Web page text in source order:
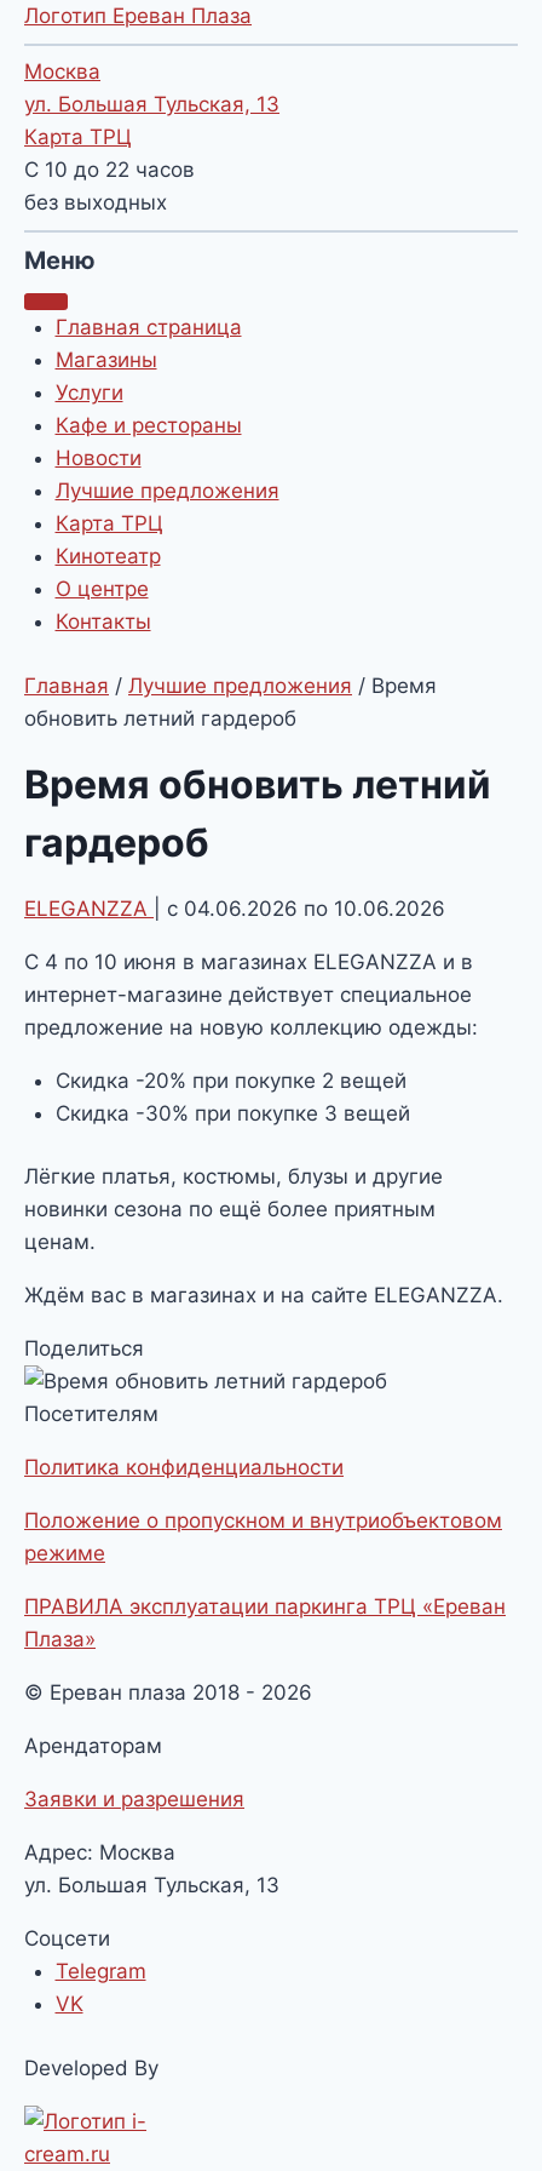
Логотип Ереван Плаза
Москва
ул. Большая Тульская, 13
Карта ТРЦ
С 10 до 22 часов
без выходных
Меню
Главная страница
Магазины
Услуги
Кафе и рестораны
Новости
Лучшие предложения
Карта ТРЦ
Кинотеатр
О центре
Контакты
Главная / Лучшие предложения / Время
обновить летний гардероб
Время обновить летний
гардероб
ELEGANZZA | с 04.06.2026 по 10.06.2026
С 4 по 10 июня в магазинах ELEGANZZA и в
интернет-магазине действует специальное
предложение на новую коллекцию одежды:
Скидка -20% при покупке 2 вещей
Скидка -30% при покупке 3 вещей
Лёгкие платья, костюмы, блузы и другие
новинки сезона по ещё более приятным
ценам.
Ждём вас в магазинах и на сайте ELEGANZZA.
Поделиться
Посетителям
Политика конфиденциальности
Положение о пропускном и внутриобъектовом
режиме
ПРАВИЛА эксплуатации паркинга ТРЦ «Ереван
Плаза»
© Ереван плаза 2018 - 2026
Арендаторам
Заявки и разрешения
Адрес: Москва
ул. Большая Тульская, 13
Соцсети
Telegram
VK
Developed By